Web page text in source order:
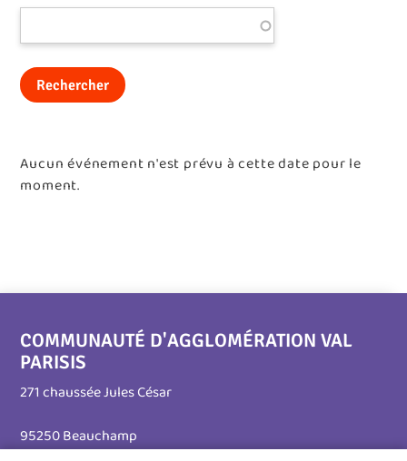
Rechercher
Aucun événement n'est prévu à cette date pour le
moment.
COMMUNAUTÉ D'AGGLOMÉRATION VAL
PARISIS
271 chaussée Jules César
95250 Beauchamp